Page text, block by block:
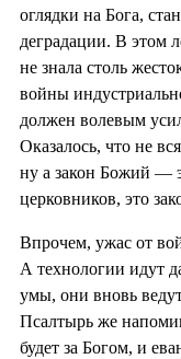
оглядки на Бога,
деградации. В этом
не знала столь
войны
должен волевым
Оказалось, что не
ну а закон Божий —
церковников, это
Впрочем, ужас от
А технологии идут
умы, они вновь
Псалтырь же
будет за Богом, и